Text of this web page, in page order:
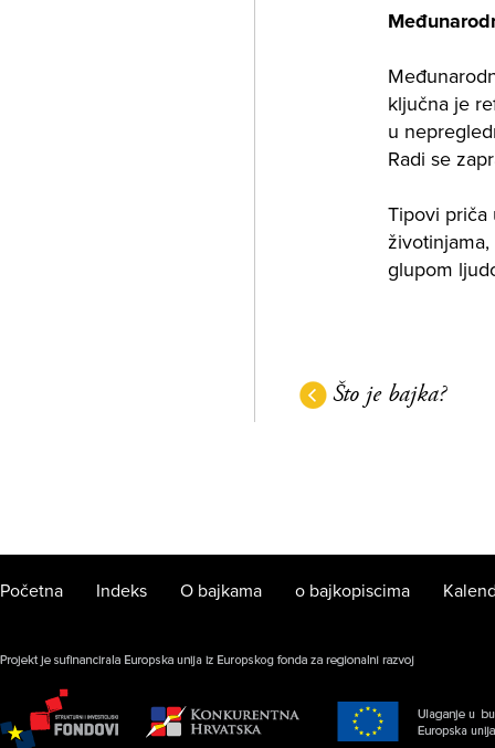
ključna je
u
Radi se
Tipovi priča
glupom
Što je bajka?
Početna Indeks O bajkama o bajkopiscima